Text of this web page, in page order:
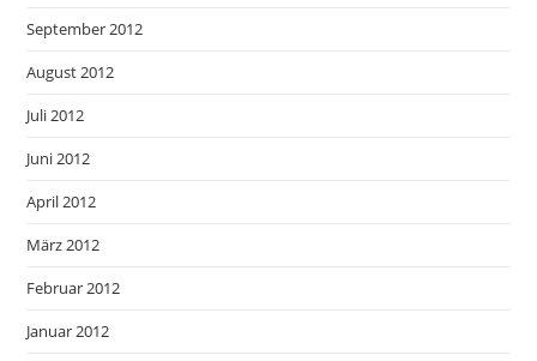
September 2012
August 2012
Juli 2012
Juni 2012
April 2012
März 2012
Februar 2012
Januar 2012